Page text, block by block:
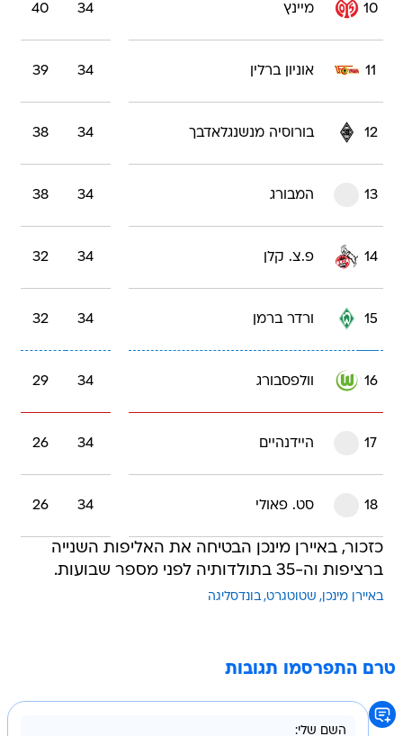
10 מיינץ 34
40
11 אוניון ברלין 34
39
12 בורוסיה מנשנגלאדבך 34
38
13 המבורג 34
38
14 פ.צ. קלן 34
32
15 ורדר ברמן 34
32
16 וולפסבורג 34
29
17 היידנהיים 34
26
18 סט. פאולי 34
26
כזכור, באיירן מינכן הבטיחה את האליפות השנייה
ברציפות וה-35 בתולדותיה לפני מספר שבועות.
באיירן מינכן שטוטגרט בונדסליגה
טרם התפרסמו תגובות